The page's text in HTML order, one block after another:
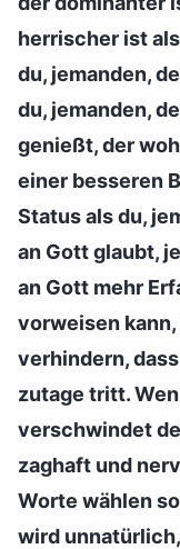
herrischer ist
du, jemanden,
du, jemanden,
genießt, der
einer besseren
Status als du,
an Gott glaubt,
an Gott mehr
vorweisen
verhindern,
zutage tritt.
verschwindet
zaghaft und
Worte wählen
wird